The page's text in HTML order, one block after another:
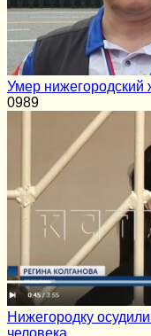
Умер
0989
Нижегородку
человека